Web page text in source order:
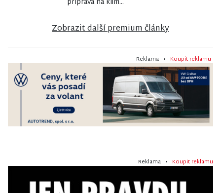
Zobrazit další premium články
Reklama • Koupit reklamu
Reklama • Koupit reklamu